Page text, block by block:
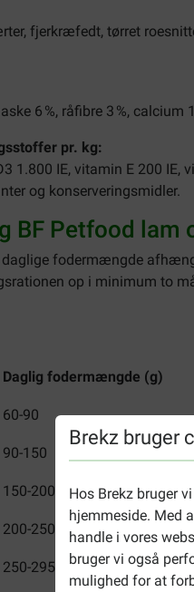
Brekz bruger
Hos Brekz bruger
hjemmeside. Med
handle i vores
bruger vi også
mulighed for at
fjerkræfedt, tørret
6 %, råfibre 3 %, calcium
pr. kg:
1.800 IE, vitamin E 200 IE,
og konserveringsmidler.
BF Petfood lam
daglige fodermængde
op i minimum to
Daglig fodermængde (g)
60-90
90-150
150-200
200-250
250-295